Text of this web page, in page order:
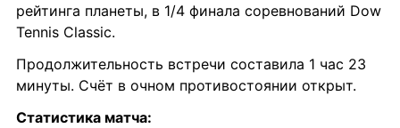
рейтинга планеты, в 1/4 финала соревнований Dow
Tennis Classic.
Продолжительность встречи составила 1 час 23
минуты. Счёт в очном противостоянии открыт.
Статистика матча: